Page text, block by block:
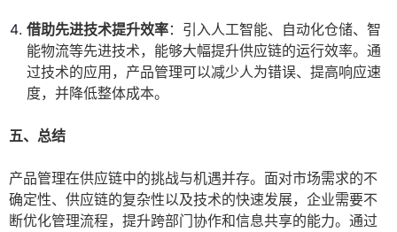
借助先进技术提升效率：引入人工智能、自动化仓储、智
能物流等先进技术，能够大幅提升供应链的运行效率。通
过技术的应用，产品管理可以减少人为错误、提高响应速
度，并降低整体成本。
五、总结
产品管理在供应链中的挑战与机遇并存。面对市场需求的不
确定性、供应链的复杂性以及技术的快速发展，企业需要不
断优化管理流程，提升跨部门协作和信息共享的能力。通过